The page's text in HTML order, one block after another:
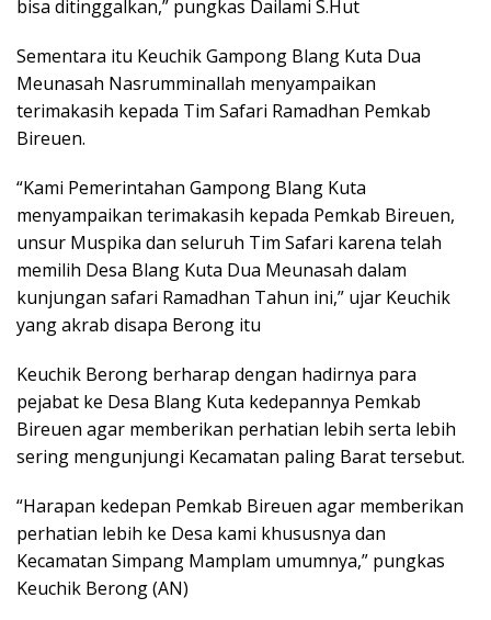
bisa ditinggalkan,” pungkas Dailami S.Hut
Sementara itu Keuchik Gampong Blang Kuta Dua
Meunasah Nasrumminallah menyampaikan
terimakasih kepada Tim Safari Ramadhan Pemkab
Bireuen.
“Kami Pemerintahan Gampong Blang Kuta
menyampaikan terimakasih kepada Pemkab Bireuen,
unsur Muspika dan seluruh Tim Safari karena telah
memilih Desa Blang Kuta Dua Meunasah dalam
kunjungan safari Ramadhan Tahun ini,” ujar Keuchik
yang akrab disapa Berong itu
Keuchik Berong berharap dengan hadirnya para
pejabat ke Desa Blang Kuta kedepannya Pemkab
Bireuen agar memberikan perhatian lebih serta lebih
sering mengunjungi Kecamatan paling Barat tersebut.
“Harapan kedepan Pemkab Bireuen agar memberikan
perhatian lebih ke Desa kami khususnya dan
Kecamatan Simpang Mamplam umumnya,” pungkas
Keuchik Berong (AN)